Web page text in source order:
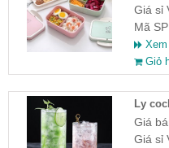
Giá sỉ
Mã
Xem
Giỏ
Ly
Giá
Giá sỉ